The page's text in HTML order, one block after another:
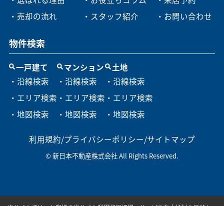
・売却の流れ
・スタッフ紹介
・お問い合わせ
物件検索
一戸建て
・沿線検索
・エリア検索
・地図検索
マンション
・沿線検索
・エリア検索
・地図検索
土地
・沿線検索
・エリア検索
・地図検索
利用規約/プライバシーポリシー/サイトマップ
© 新日本不動産株式会社 All Rights Reserved.